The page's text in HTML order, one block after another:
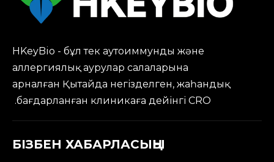
HKeyBio - бұл тек аутоиммунды және
аллергиялық аурулар салаларына
арналған Қытайда негізделген, жаһандық
бағдарланған клиникаға дейінгі CRO.
БІЗБЕН ХАБАРЛАСЫҢЫ